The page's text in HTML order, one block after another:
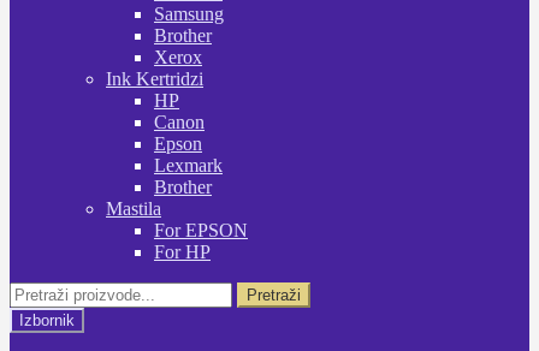
Samsung
Brother
Xerox
Ink Kertridzi
HP
Canon
Epson
Lexmark
Brother
Mastila
For EPSON
For HP
Pretraži:
Pretraži
Izbornik